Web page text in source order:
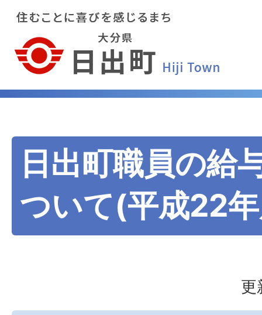
日出町職員の給
ついて(平成22
更